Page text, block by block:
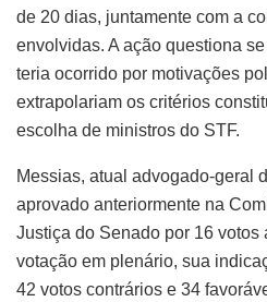
de 20 dias, juntamente com a
envolvidas. A ação questiona
teria ocorrido por motivações
extrapolariam os critérios
escolha de ministros do STF.
Messias, atual advogado-geral
aprovado anteriormente na
Justiça do Senado por 16 votos
votação em plenário, sua
42 votos contrários e 34